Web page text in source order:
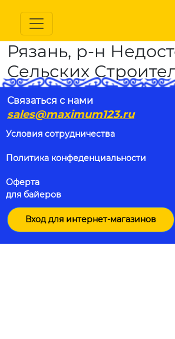
Рязань, р-н
Сельских
Связаться с нами
sales@maximum123.ru
Условия сотрудничества
Политика конфеденциальности
Оферта
для байеров
Вход для интернет-магазинов